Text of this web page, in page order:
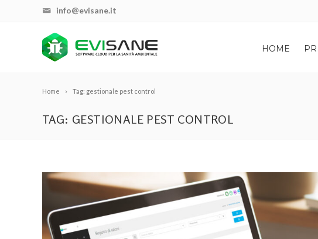
info@evisane.it
HOME
Home Tag: gestionale pest control
TAG: GESTIONALE PEST CONTROL